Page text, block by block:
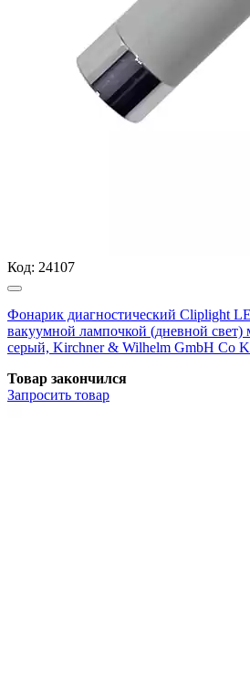
Код: 24107
Фонарик диагностический Cliplight
вакуумной лампочкой (дневной свет)
серый, Kirchner & Wilhelm GmbH
Товар закончился
Запросить товар